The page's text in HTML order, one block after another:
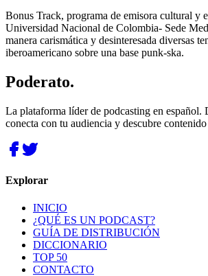
Bonus Track, programa de emisora cultural y
Universidad Nacional de Colombia- Sede
manera carismática y desinteresada diversas
iberoamericano sobre una base punk-ska.
Poderato.
La plataforma líder de podcasting en español.
conecta con tu audiencia y descubre
Explorar
INICIO
¿QUÉ ES UN PODCAST?
GUÍA DE DISTRIBUCIÓN
DICCIONARIO
TOP 50
CONTACTO